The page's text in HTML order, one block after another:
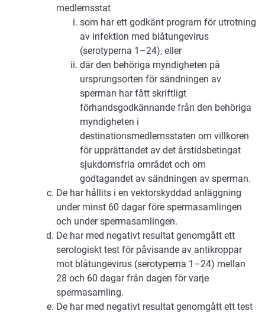
medlemsstat
som har ett godkänt program för utrotning
av infektion med blåtungevirus
(serotyperna 1–24), eller
där den behöriga myndigheten på
ursprungsorten för sändningen av
sperman har fått skriftligt
förhandsgodkännande från den behöriga
myndigheten i
destinationsmedlemsstaten om villkoren
för upprättandet av det årstidsbetingat
sjukdomsfria området och om
godtagandet av sändningen av sperman.
De har hållits i en vektorskyddad anläggning
under minst 60 dagar före spermasamlingen
och under spermasamlingen.
De har med negativt resultat genomgått ett
serologiskt test för påvisande av antikroppar
mot blåtungevirus (serotyperna 1–24) mellan
28 och 60 dagar från dagen för varje
spermasamling.
De har med negativt resultat genomgått ett test